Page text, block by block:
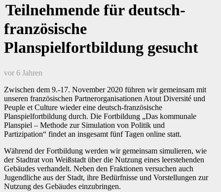
Teilnehmende für deutsch-
französische
Planspielfortbildung gesucht
vor 6 Jahren
Zwischen dem 9.-17. November 2020 führen wir gemeinsam mit
unseren französischen Partnerorganisationen Atout Diversité und
Peuple et Culture wieder eine deutsch-französische
Planspielfortbildung durch. Die Fortbildung „Das kommunale
Planspiel – Methode zur Simulation von Politik und
Partizipation“ findet an insgesamt fünf Tagen online statt.
Während der Fortbildung werden wir gemeinsam simulieren, wie
der Stadtrat von Weißstadt über die Nutzung eines leerstehenden
Gebäudes verhandelt. Neben den Fraktionen versuchen auch
Jugendliche aus der Stadt, ihre Bedürfnisse und Vorstellungen zur
Nutzung des Gebäudes einzubringen.